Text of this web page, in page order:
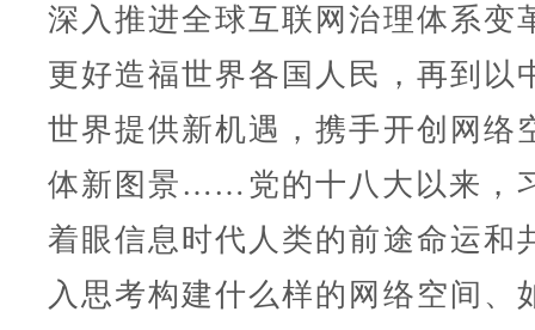
深入推进全球互联网治理体系变
更好造福世界各国人民，再到以
世界提供新机遇，携手开创网络
体新图景……党的十八大以来，
着眼信息时代人类的前途命运和
入思考构建什么样的网络空间、